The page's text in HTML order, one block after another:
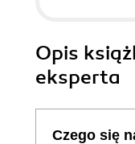
Opis
eksperta
Czego się